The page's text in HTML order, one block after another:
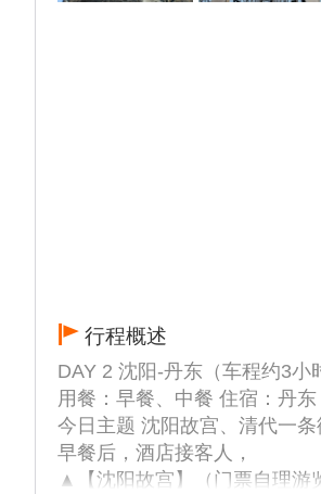
行程概述
DAY 2 沈阳-丹东（车程约3小
用餐：早餐、中餐 住宿：丹东
今日主题 沈阳故宫、清代一
早餐后，酒店接客人，
▲【沈阳故宫】（门票自理游